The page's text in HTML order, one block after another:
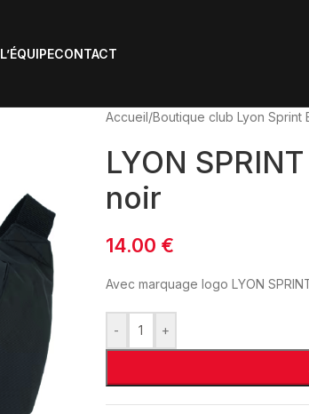
L’ÉQUIPECONTACT
Accueil/Boutique club Lyon Sprint
LYON
noir
14.00 €
Avec marquage logo LYON
- +